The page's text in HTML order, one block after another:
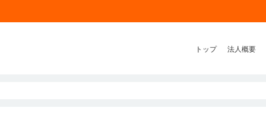
トップ 法人概要